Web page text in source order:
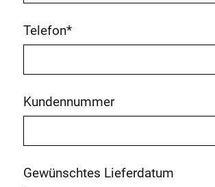
Telefon*
Kundennummer
Gewünschtes Lieferdatum